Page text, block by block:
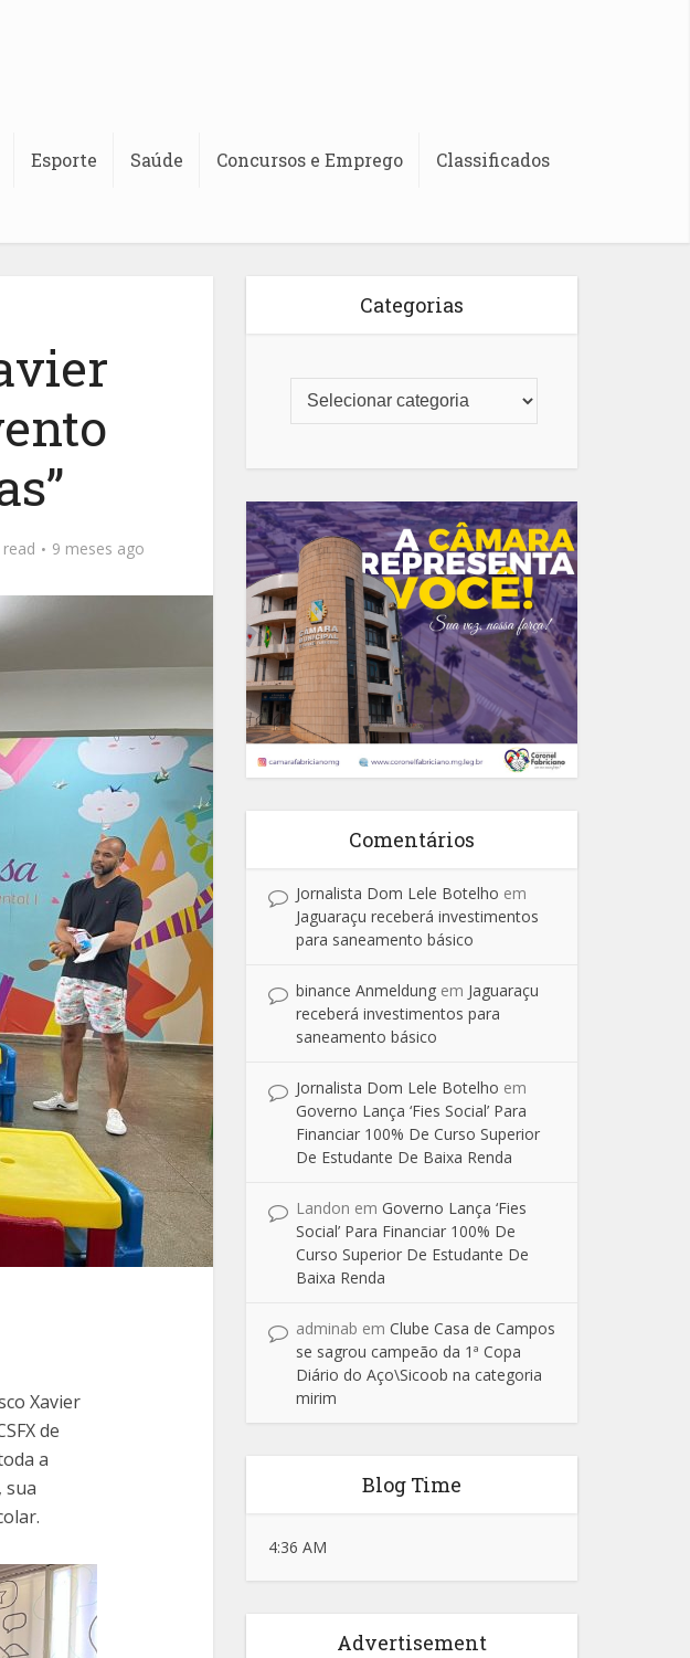
Esporte Saúde Concursos e Emprego Classificados
9 meses ago
Xavier
de
a
sua
Categorias
Comentários
Jornalista Dom Lele Botelho em
Jaguaraçu receberá investimentos
para saneamento básico
binance Anmeldung em Jaguaraçu
receberá investimentos para
saneamento básico
Jornalista Dom Lele Botelho em
Governo Lança ‘Fies Social’ Para
Financiar 100% De Curso Superior
De Estudante De Baixa Renda
Landon em Governo Lança ‘Fies
Social’ Para Financiar 100% De
Curso Superior De Estudante De
Baixa Renda
adminab em Clube Casa de Campos
se sagrou campeão da 1ª Copa
Diário do Aço\Sicoob na categoria
mirim
Blog Time
4:36 AM
Advertisement